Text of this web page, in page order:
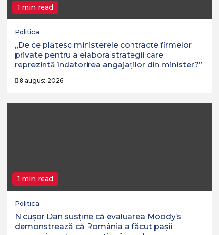
1 min read
Politica
„De ce plătesc ministerele contracte firmelor
private pentru a elabora strategii care
reprezintă îndatorirea angajaților din minister?”
8 august 2026
1 min read
Politica
Nicușor Dan susține că evaluarea Moody’s
demonstrează că România a făcut pașii